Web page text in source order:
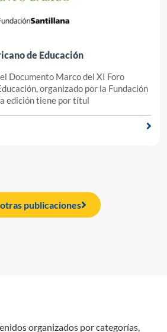
de Educación
Documento Marco del XI Foro
organizado por la Fundación
edición tiene por títul
publicaciones
organizados por categorías,